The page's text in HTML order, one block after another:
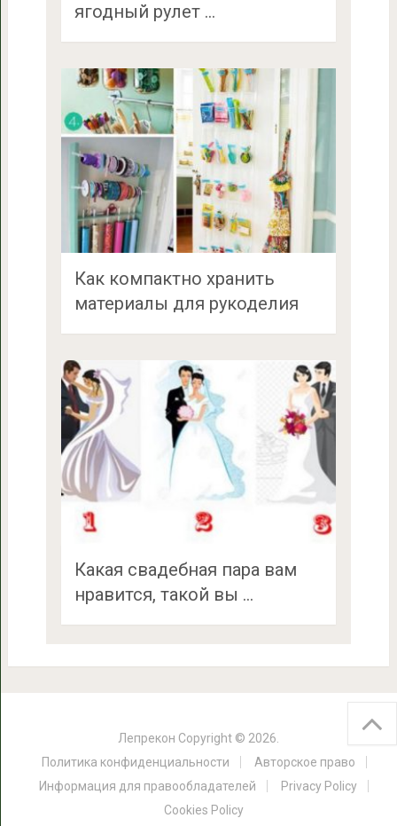
ягодный рулет …
Как компактно хранить
материалы для рукоделия
Какая свадебная пара вам
нравится, такой вы …
Лепрекон Copyright © 2026.
Политика конфиденциальности
Авторское право
Информация для правообладателей
Privacy Policy
Cookies Policy